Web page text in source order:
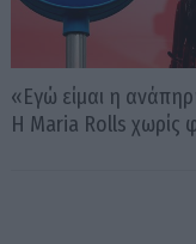
«Εγώ είμαι η
Η Maria Rolls χωρίς